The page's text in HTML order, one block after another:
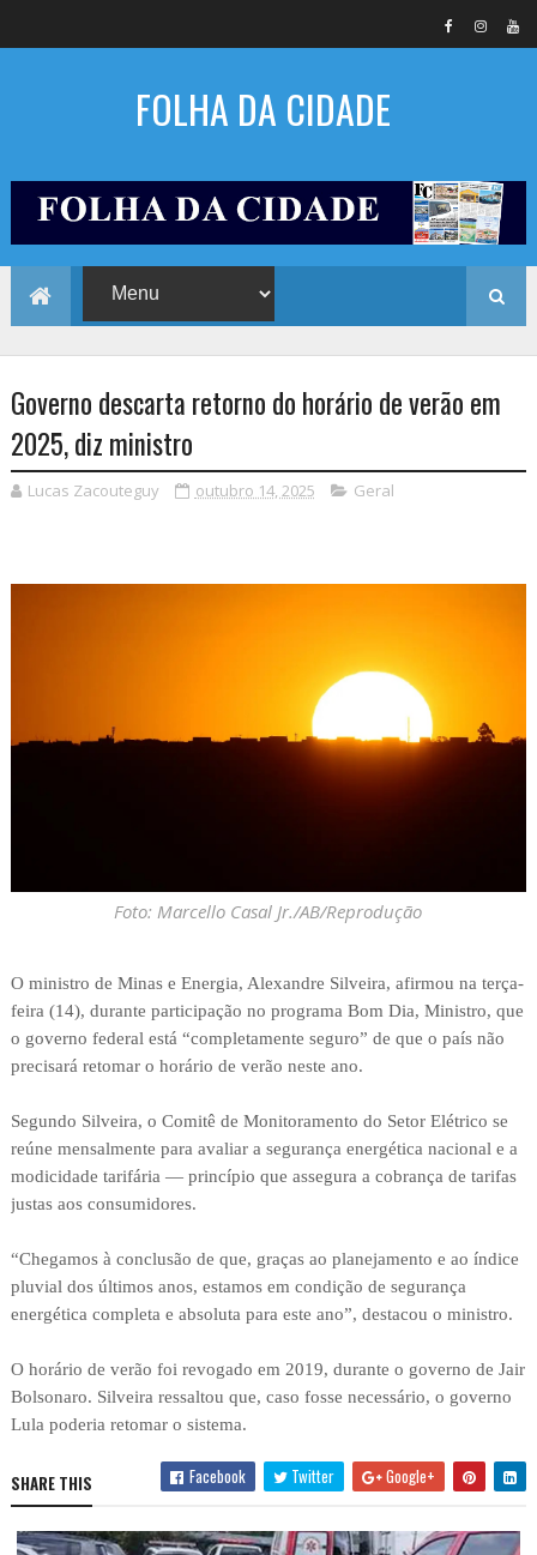
FOLHA DA CIDADE
Governo descarta retorno do horário de verão em
2025, diz ministro
Lucas Zacouteguy outubro 14, 2025 Geral
Foto: Marcello Casal Jr./AB/Reprodução
O ministro de Minas e Energia, Alexandre Silveira, afirmou na terça-
feira (14), durante participação no programa Bom Dia, Ministro, que
o governo federal está “completamente seguro” de que o país não
precisará retomar o horário de verão neste ano.
Segundo Silveira, o Comitê de Monitoramento do Setor Elétrico se
reúne mensalmente para avaliar a segurança energética nacional e a
modicidade tarifária — princípio que assegura a cobrança de tarifas
justas aos consumidores.
“Chegamos à conclusão de que, graças ao planejamento e ao índice
pluvial dos últimos anos, estamos em condição de segurança
energética completa e absoluta para este ano”, destacou o ministro.
O horário de verão foi revogado em 2019, durante o governo de Jair
Bolsonaro. Silveira ressaltou que, caso fosse necessário, o governo
Lula poderia retomar o sistema.
SHARE THIS Facebook Twitter Google+